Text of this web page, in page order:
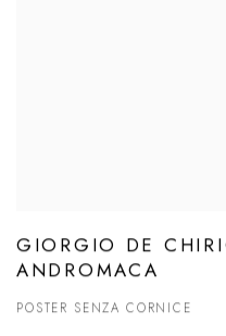
GIORGIO DE
ANDROMACA
POSTER SENZA CORNICE